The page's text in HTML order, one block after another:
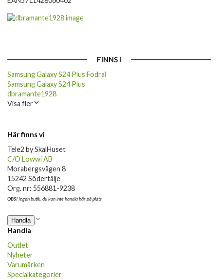
FINNS I
Samsung Galaxy S24 Plus Fodral
Samsung Galaxy S24 Plus
dbramante1928
Visa fler
Här finns vi
Tele2 by SkalHuset
C/O Lowwi AB
Morabergsvägen 8
15242 Södertälje
Org. nr: 556881-9238
OBS!Ingen butik, du kan inte handla här på plats
Handla
Handla
Outlet
Nyheter
Varumärken
Specialkategorier